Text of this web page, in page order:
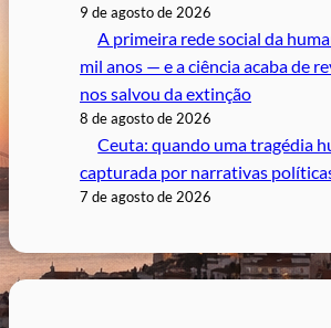
9 de agosto de 2026
A primeira rede social da
mil anos — e a ciência acaba de
nos salvou da extinção
8 de agosto de 2026
Ceuta: quando uma tragédia
capturada por narrativas
7 de agosto de 2026